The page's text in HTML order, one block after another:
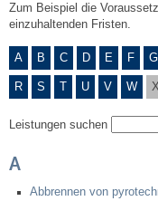
Zahlen & Fakten
Steuern
Zum Beispiel die
einzuhaltenden Fristen.
A B C D E F G
R S U V W X
Leistungen suchen
A
Abbrennen von